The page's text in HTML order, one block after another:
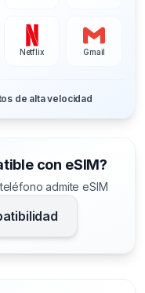
Netflix Gmail
de alta velocidad
con eSIM?
admite eSIM